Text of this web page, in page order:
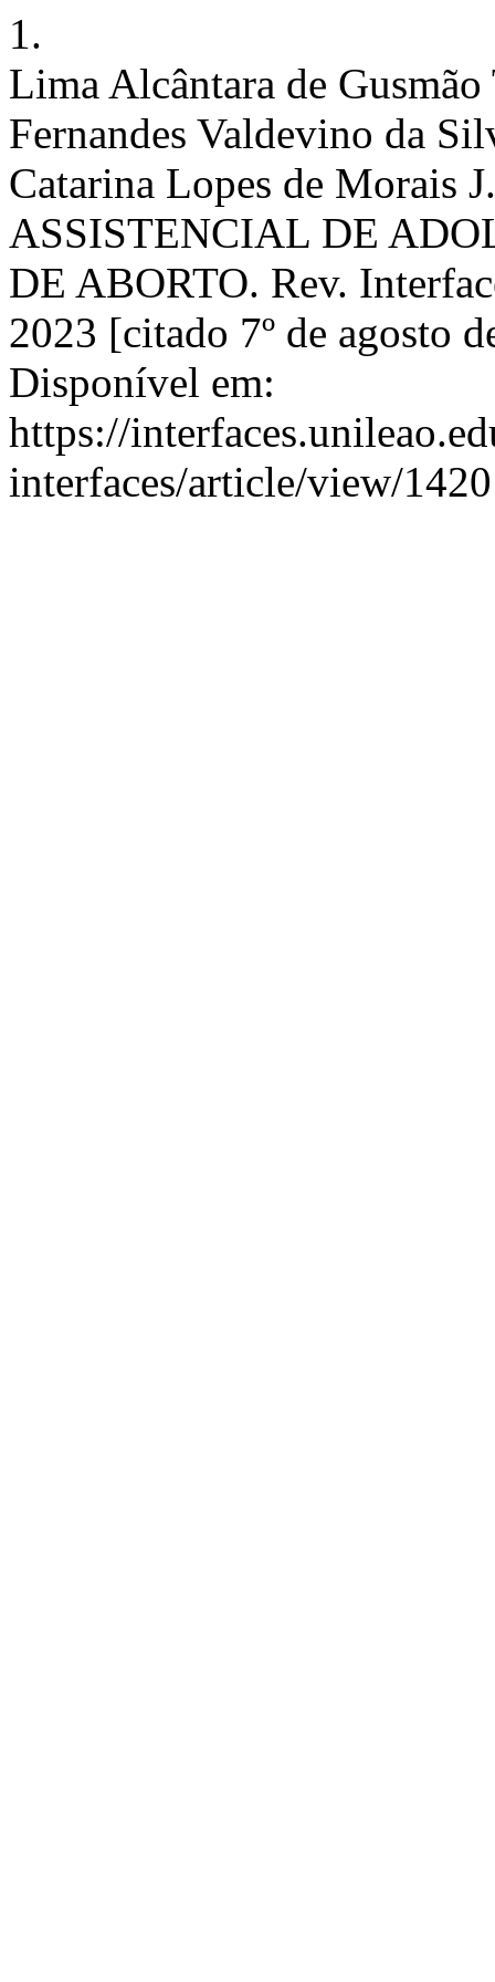
1.
Lima Alcântara de
Fernandes Valdevino da
Catarina Lopes de Morais
ASSISTENCIAL DE
DE ABORTO. Rev.
2023 [citado 7º de agosto
Disponível em:
https://
interfaces/article/view/1420